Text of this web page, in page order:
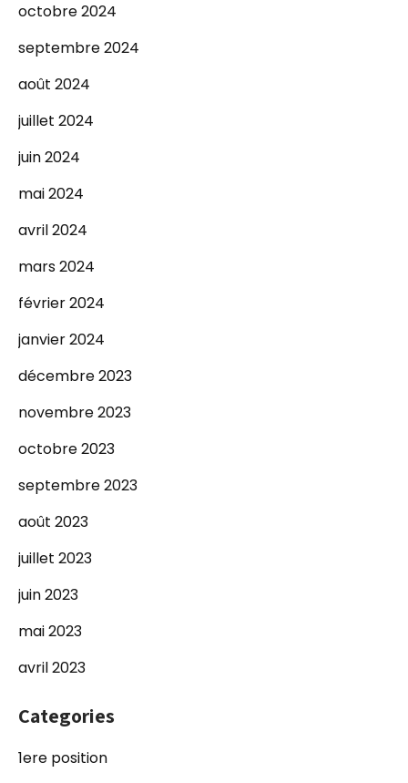
octobre 2024
septembre 2024
août 2024
juillet 2024
juin 2024
mai 2024
avril 2024
mars 2024
février 2024
janvier 2024
décembre 2023
novembre 2023
octobre 2023
septembre 2023
août 2023
juillet 2023
juin 2023
mai 2023
avril 2023
Categories
1ere position